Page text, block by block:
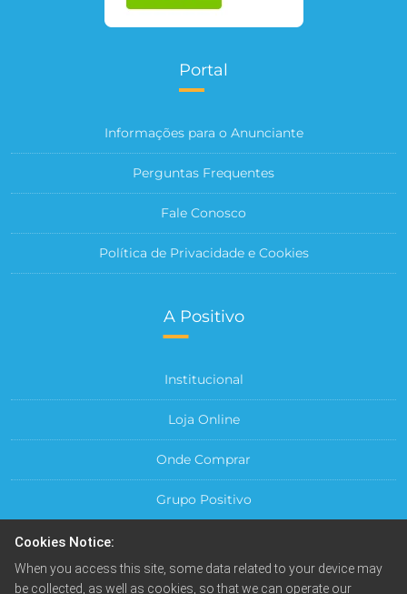
Portal
Informações para o Anunciante
Perguntas Frequentes
Fale Conosco
Política de Privacidade e Cookies
A Positivo
Institucional
Loja Online
Onde Comprar
Grupo Positivo
Central do Cliente
Cookies Notice:
When you access this site, some data related to your device may
be collected, as well as cookies, so that we can operate our